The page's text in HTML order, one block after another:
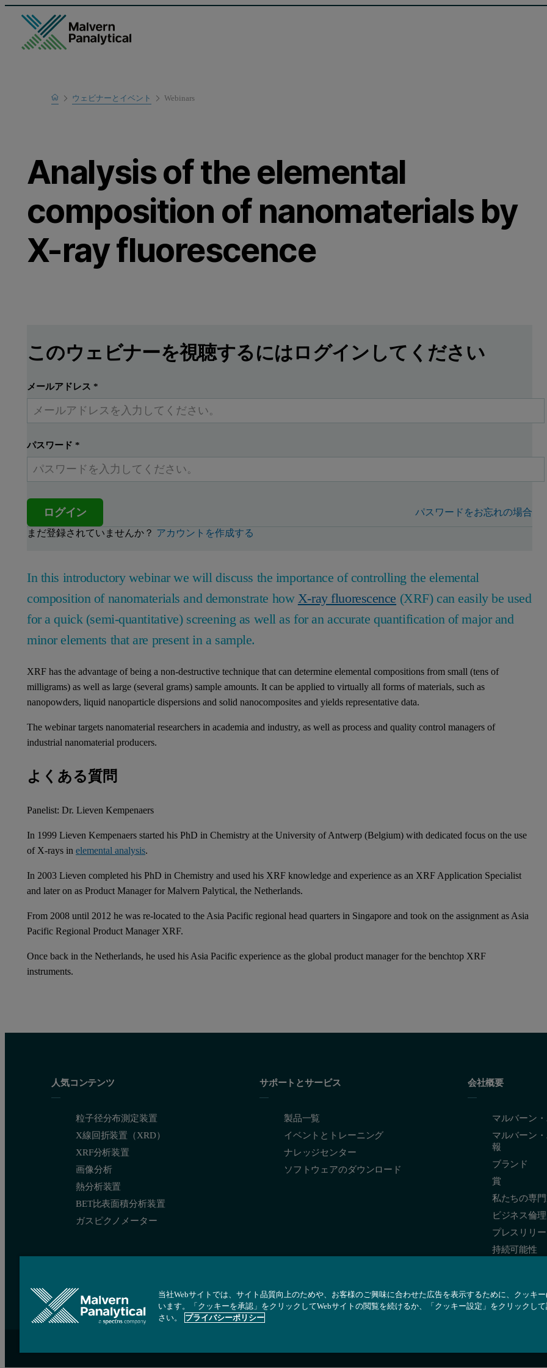
Home
Learn
ウェビナーとイベント Webinars
Analysis of the elemental
composition of nanomaterials by
X-ray fluorescence
このウェビナーを視聴するにはログインしてください
メールアドレス *
パスワード *
ログイン パスワードをお忘れの場合
まだ登録されていませんか？ アカウントを作成する
In this introductory webinar we will discuss the importance of controlling the elemental
composition of nanomaterials and demonstrate how X-ray fluorescence (XRF) can easily be used
for a quick (semi-quantitative) screening as well as for an accurate quantification of major and
minor elements that are present in a sample.
XRF has the advantage of being a non-destructive technique that can determine elemental compositions from small (tens of
milligrams) as well as large (several grams) sample amounts. It can be applied to virtually all forms of materials, such as
nanopowders, liquid nanoparticle dispersions and solid nanocomposites and yields representative data.
The webinar targets nanomaterial researchers in academia and industry, as well as process and quality control managers of
industrial nanomaterial producers.
よくある質問
Panelist: Dr. Lieven Kempenaers
In 1999 Lieven Kempenaers started his PhD in Chemistry at the University of Antwerp (Belgium) with dedicated focus on the use
of X-rays in elemental analysis.
In 2003 Lieven completed his PhD in Chemistry and used his XRF knowledge and experience as an XRF Application Specialist
and later on as Product Manager for Malvern Palytical, the Netherlands.
From 2008 until 2012 he was re-located to the Asia Pacific regional head quarters in Singapore and took on the assignment as Asia
Pacific Regional Product Manager XRF.
Once back in the Netherlands, he used his Asia Pacific experience as the global product manager for the benchtop XRF
instruments.
人気コンテンツ
粒子径分布測定装置
X線回折装置（XRD）
XRF分析装置
画像分析
熱分析装置
BET比表面積分析装置
ガスピクノメーター
サポートとサービス
製品一覧
イベントとトレーニング
ナレッジセンター
ソフトウェアのダウンロード
会社概要
マルバーン
マルバーン
報
ブランド
賞
私たちの専
ビジネス倫
プレスリリ
持続可能性
当社Webサイトでは、サイト品質向上のためや、お客様のご興味に合わせた広告を表示するために、クッキ
います。「クッキーを承認」をクリックしてWebサイトの閲覧を続けるか、「クッキー設定」をクリックし
さい。
プライバシーポリシー